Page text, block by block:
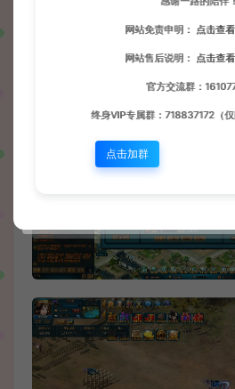
网站免责申明： 点击查
网站售后说明： 点击查
官方交流群：
终身VIP专属群：718837172（仅
点击加群